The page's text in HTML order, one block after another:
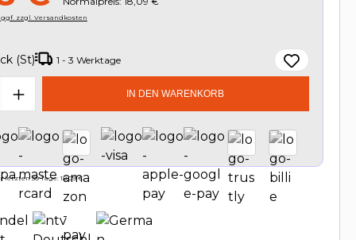
zzgl. Versandkosten
(St) 1 - 3 Werktage
Anzahl: Gib den gewünschten
IN DEN WARENKORB
30 Tage: 18,09 €